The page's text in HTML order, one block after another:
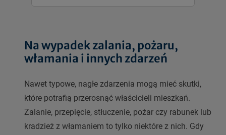
Na wypadek zalania, pożaru,
włamania i innych zdarzeń
Nawet typowe, nagłe zdarzenia mogą mieć skutki,
które potrafią przerosnąć właścicieli mieszkań.
Zalanie, przepięcie, stłuczenie, pożar czy rabunek lub
kradzież z włamaniem to tylko niektóre z nich. Gdy